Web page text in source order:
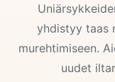
yhdistyy taas
murehtimiseen.
uudet